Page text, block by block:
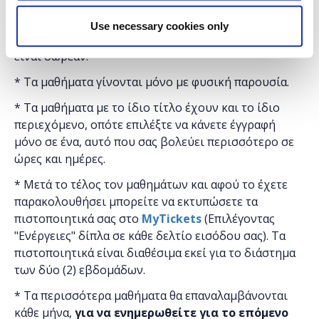
Use necessary cookies only
Η εκδήλωση γίνεταιμε την υποστήριξη της
είναι δωρεάν.
* Τα μαθήματα γίνονται μόνο με φυσική παρουσία.
* Τα μαθήματα με το ίδιο τίτλο έχουν και το ίδιο
περιεχόμενο, οπότε επιλέξτε να κάνετε έγγραφή
μόνο σε ένα, αυτό που σας βολεύει περισσότερο σε
ώρες και ημέρες.
* Μετά το τέλος τον μαθημάτων και αφού το έχετε
παρακολουθήσει μπορείτε να εκτυπώσετε τα
πιστοποιητικά ​σας στο MyTickets(Επιλέγοντας
"Ενέργειες" δίπλα σε κάθε δελτίο εισόδου σας). Τα
πιστοποιητικά είναι διαθέσιμα εκεί για το διάστημα
των δύο (2) εβδομάδων.
* Τα περισσότερα μαθήματα θα επαναλαμβάνονται
κάθε μήνα, για να ενημερωθείτε για το επόμενο